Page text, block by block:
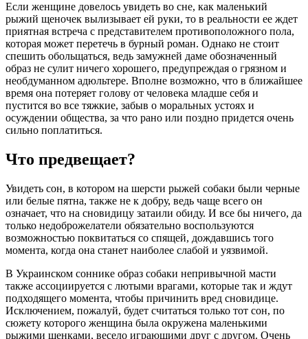
Если женщине довелось увидеть во сне, как маленький
рыжий щеночек вылизывает ей руки, то в реальности ее ждет
приятная встреча с представителем противоположного пола,
которая может перетечь в бурный роман. Однако не стоит
спешить обольщаться, ведь замужней даме обозначенный
образ не сулит ничего хорошего, предупреждая о грязном и
необдуманном адюльтере. Вполне возможно, что в ближайшее
время она потеряет голову от человека младше себя и
пустится во все тяжкие, забыв о моральных устоях и
осуждении общества, за что рано или поздно придется очень
сильно поплатиться.
Что предвещает?
Увидеть сон, в котором на шерсти рыжей собаки были черные
или белые пятна, также не к добру, ведь чаще всего он
означает, что на сновидицу затаили обиду. И все бы ничего, да
только недоброжелатели обязательно воспользуются
возможностью поквитаться со спящей, дождавшись того
момента, когда она станет наиболее слабой и уязвимой.
В Украинском соннике образ собаки непривычной масти
также ассоциируется с лютыми врагами, которые так и ждут
подходящего момента, чтобы причинить вред сновидице.
Исключением, пожалуй, будет считаться только тот сон, по
сюжету которого женщина была окружена маленькими
рыжими щенками, весело играющими друг с другом. Очень